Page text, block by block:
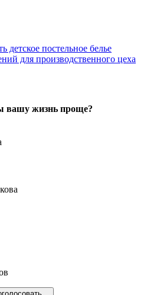
детское постельное белье
для производственного цеха
вашу жизнь проще?